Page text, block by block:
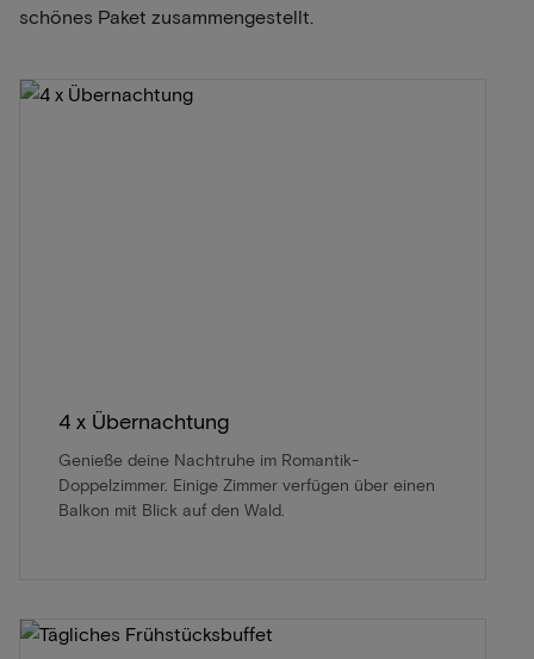
schönes Paket zusammengestellt.
4 x Übernachtung
Genieße deine Nachtruhe im Romantik-
Doppelzimmer. Einige Zimmer verfügen über einen
Balkon mit Blick auf den Wald.